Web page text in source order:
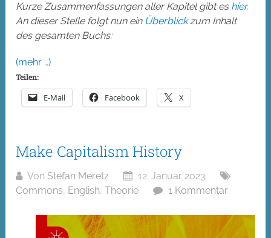
Kurze Zusammenfassungen aller Kapitel gibt es hier.
An dieser Stelle folgt nun ein Überblickzum Inhalt
des gesamten Buchs:
(mehr …)
Teilen:
E-Mail Facebook X
Make Capitalism History
Von Stefan Meretz
12. Januar 2023
Commons, English,Theorie 1 Kommentar